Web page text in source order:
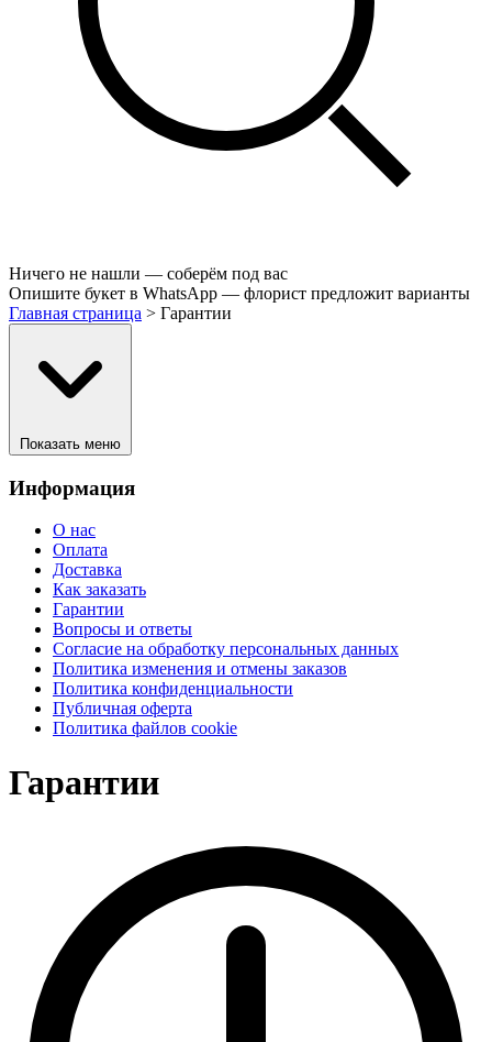
Ничего не нашли — соберём под вас
Опишите букет в WhatsApp — флорист предложит варианты
Главная страница > Гарантии
Показать меню
Информация
О нас
Оплата
Доставка
Как заказать
Гарантии
Вопросы и ответы
Согласие на обработку персональных данных
Политика изменения и отмены заказов
Политика конфиденциальности
Публичная оферта
Политика файлов cookie
Гарантии